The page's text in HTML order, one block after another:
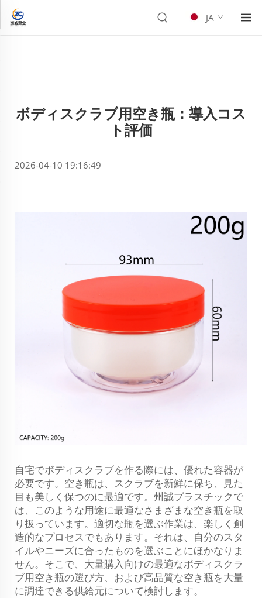
JA
ボディスクラブ用空き瓶：導入コス
ト評価
2026-04-10 19:16:49
自宅でボディスクラブを作る際には、優れた容器が
必要です。空き瓶は、スクラブを新鮮に保ち、見た
目も美しく保つのに最適です。州誠プラスチックで
は、このような用途に最適なさまざまな空き瓶を取
り扱っています。適切な瓶を選ぶ作業は、楽しく創
造的なプロセスでもあります。それは、自分のスタ
イルやニーズに合ったものを選ぶことにほかなりま
せん。そこで、大量購入向けの最適なボディスクラ
ブ用空き瓶の選び方、および高品質な空き瓶を大量
に調達できる供給元について検討します。